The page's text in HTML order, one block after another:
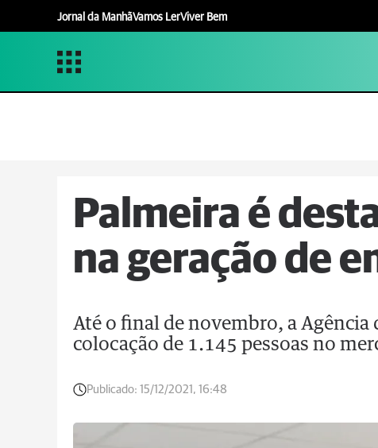
Jornal da ManhãVamos LerViver Bem
Palmeira é
na geração de
Até o final de novembro, a
colocação de 1.145 pessoas no
Publicado: 15/12/2021, 16:48